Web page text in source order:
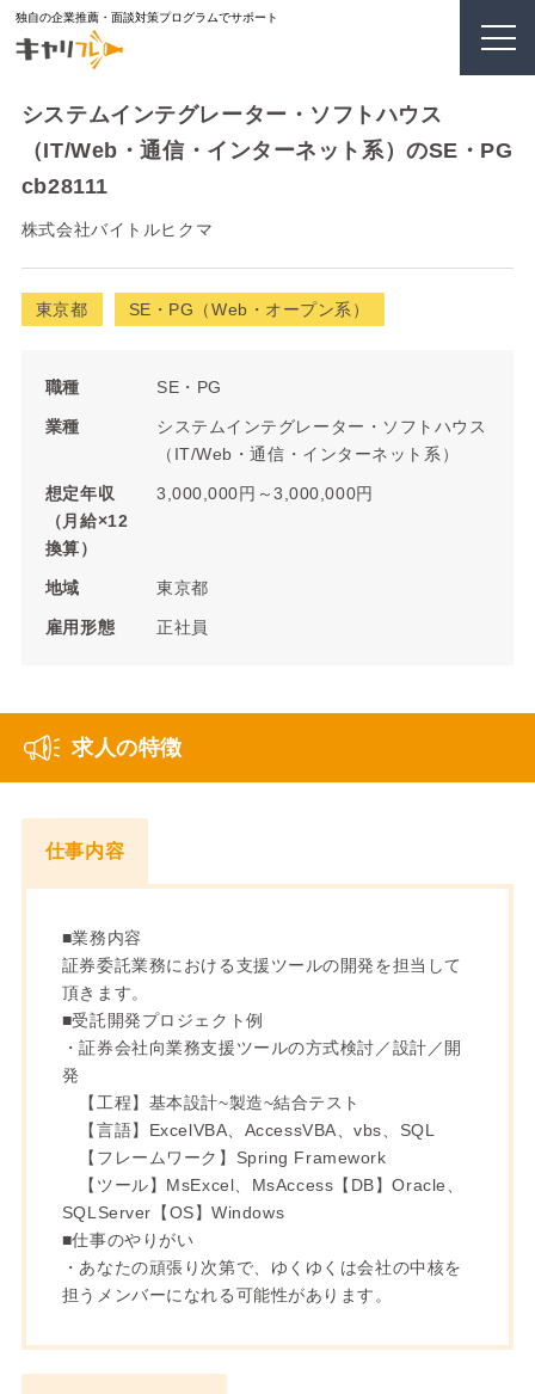
独自の企業推薦・面談対策プログラムでサポート
システムインテグレーター・ソフトハウス
（IT/Web・通信・インターネット系）のSE・PG
cb28111
株式会社バイトルヒクマ
東京都 SE・PG（Web・オープン系）
職種 SE・PG
業種
システムインテグレーター・ソフトハウス
（IT/Web・通信・インターネット系）
想定年収
（月給×12
換算）
3,000,000円～3,000,000円
地域 東京都
雇用形態 正社員
求人の特徴
仕事内容
■業務内容
証券委託業務における支援ツールの開発を担当して
頂きます。
■受託開発プロジェクト例
・証券会社向業務支援ツールの方式検討／設計／開
発
【工程】基本設計~製造~結合テスト
【言語】ExcelVBA、AccessVBA、vbs、SQL
【フレームワーク】Spring Framework
【ツール】MsExcel、MsAccess【DB】Oracle、
SQLServer【OS】Windows
■仕事のやりがい
・あなたの頑張り次第で、ゆくゆくは会社の中核を
担うメンバーになれる可能性があります。